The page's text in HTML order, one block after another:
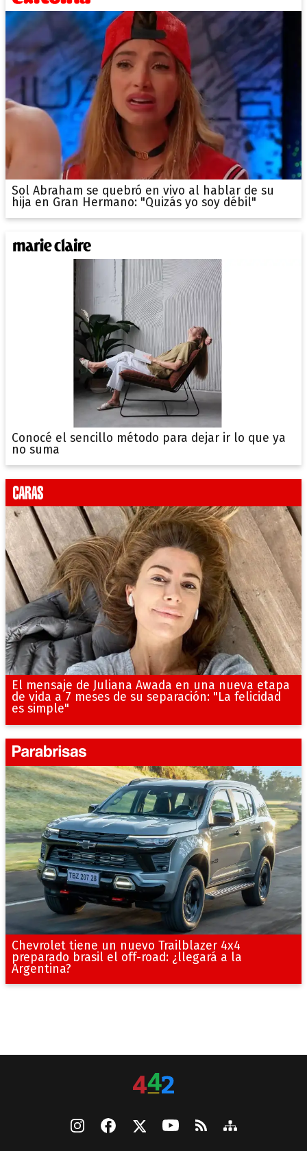
Sol Abraham se quebró en vivo al hablar de su
hija en Gran Hermano: "Quizás yo soy débil"
Conocé el sencillo método para dejar ir lo que ya
no suma
El mensaje de Juliana Awada en una nueva etapa
de vida a 7 meses de su separación: "La felicidad
es simple"
Chevrolet tiene un nuevo Trailblazer 4x4
preparado brasil el off-road: ¿llegará a la
Argentina?